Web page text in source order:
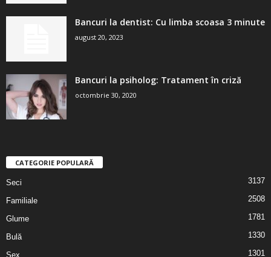
Bancuri la dentist: Cu limba scoasa 3 minute
august 20, 2023
Bancuri la psiholog: Tratament în criză
octombrie 30, 2020
CATEGORIE POPULARĂ
Seci 3137
Familiale 2508
Glume 1781
Bulă 1330
Sex 1301